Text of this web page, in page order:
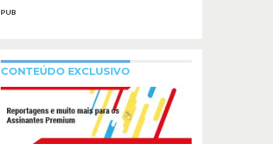
PUB
CONTEÚDO EXCLUSIVO